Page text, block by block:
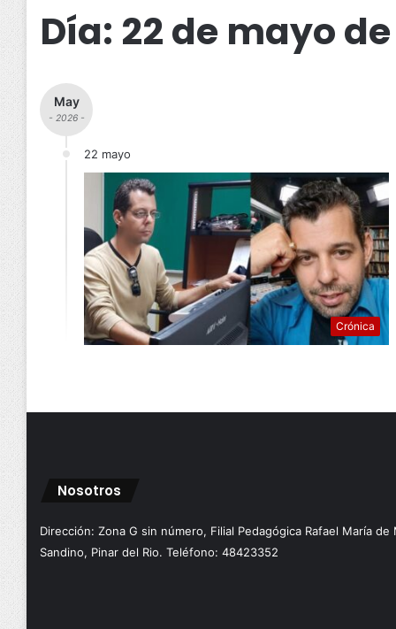
Día: 22 de mayo
May
- 2026 -
22 mayo
Crónica
Nosotros
Dirección: Zona G sin número, Filial Pedagógica Rafael María de
Sandino, Pinar del Rio. Teléfono: 48423352